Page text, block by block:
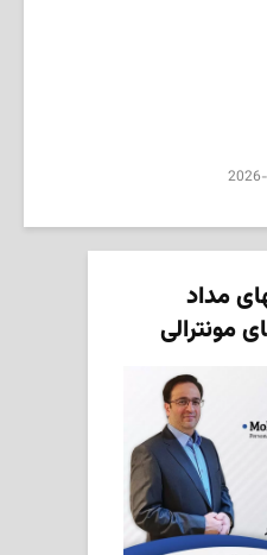
مداد
مونترالی